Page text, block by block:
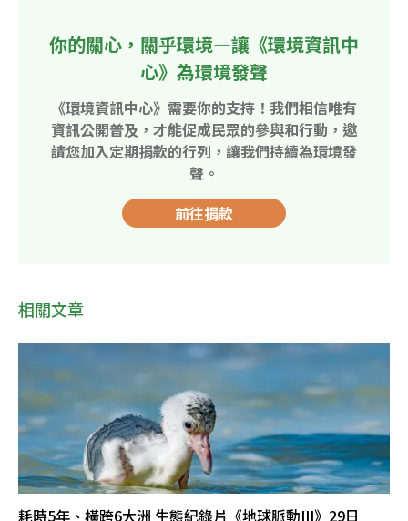
你的關心，關乎環境—讓《環境資訊中
心》為環境發聲
《環境資訊中心》需要你的支持！我們相信唯有
資訊公開普及，才能促成民眾的參與和行動，邀
請您加入定期捐款的行列，讓我們持續為環境發
聲。
前往捐款
相關文章
耗時5年、橫跨6大洲 生態紀錄片《地球脈動III》29日